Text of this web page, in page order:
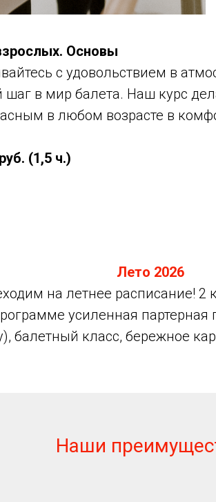
Основы
с удовольствием в
в мир балета. Наш курс
в любом возрасте в
(1,5 ч.)
Лето 2026
на летнее расписание! 2
усиленная партерная
балетный класс, бережное
Наши